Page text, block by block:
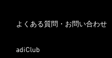
よくある質問・お問い合わせ
adiClub